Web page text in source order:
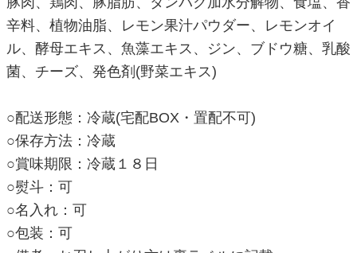
辛料、植物油脂、レモン果汁パウダー、レモンオイ
ル、酵母エキス、魚藻エキス、ジン、ブドウ糖、乳酸
菌、チーズ、発色剤(野菜エキス)
○配送形態：冷蔵(宅配BOX・置配不可)
○保存方法：冷蔵
○賞味期限：冷蔵１８日
○熨斗：可
○名入れ：可
○包装：可